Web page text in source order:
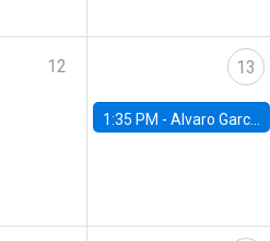
12 13
1:35 PM - Alvaro Garcia-Marin, Universidad de Los Andes